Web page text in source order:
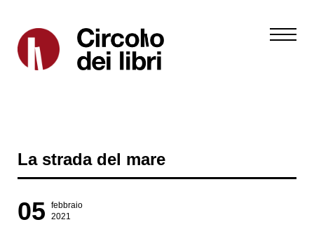
La strada del mare
05
febbraio
2021